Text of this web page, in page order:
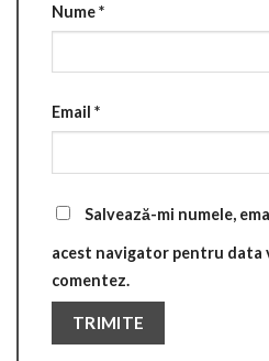
Nume*
Email *
Salvează-mi numele,
acest navigator pentru data
comentez.